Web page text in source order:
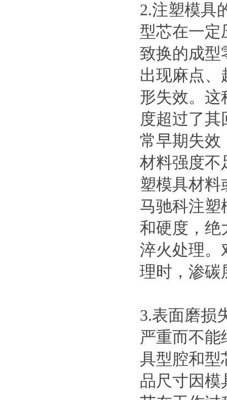
2.注塑模具
型芯在一定
致换的成型
出现麻点、
形失效。这
度超过了
常早期失效
材料强度不
塑模具材料
马驰科注塑
和硬度，绝
淬火处理。
理时，渗碳
3.表面磨损
严重而不
具型腔和型
品尺寸因模